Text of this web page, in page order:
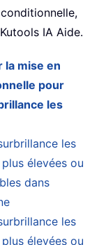
IA Aide.
la mise en
pour
les
les
élevées ou
dans
les
élevées ou